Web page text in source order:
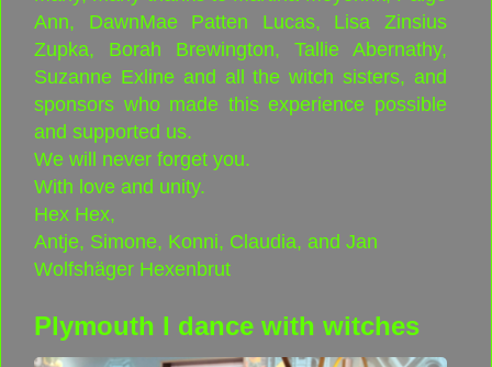
Ann, DawnMae Patten Lucas, Lisa Zinsius
Zupka, Borah Brewington, Tallie Abernathy,
Suzanne Exline and all the witch sisters, and
sponsors who made this experience possible
and supported us.
We will never forget you.
With love and unity.
Hex Hex,
Antje, Simone, Konni, Claudia, and Jan
Wolfshäger Hexenbrut
Plymouth I dance with witches